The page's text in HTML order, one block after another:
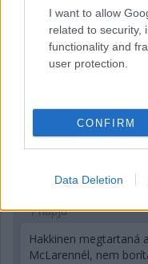
I want to allow
related to security,
functionality and
user protection.
CONFIRM
Data Deletion
1 napja
Hakkinen megtartaná
McLarennél, nem